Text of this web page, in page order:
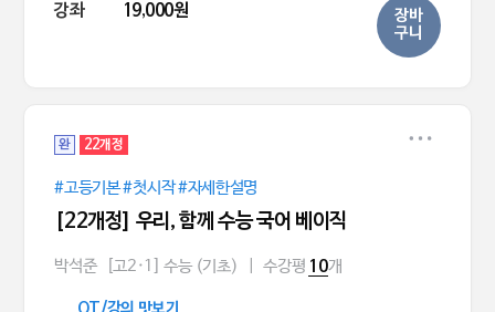
강좌 19,000원
장바
구니
완 22개정
#고등기본 #첫시작 #자세한설명
[22개정] 우리, 함께 수능 국어 베이직
박석준 [고2·1] 수능 (기초) 수강평 10개